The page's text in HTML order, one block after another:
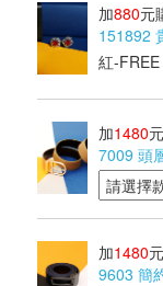
加880元
151892
紅-FREE
加1480
7009 頭
加1480
9603 簡